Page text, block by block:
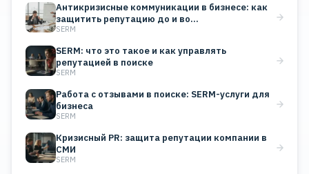
Антикризисные коммуникации в бизнесе: как
защитить репутацию до и во…
SERM
SERM: что это такое и как управлять
репутацией в поиске
SERM
Работа с отзывами в поиске: SERM-услуги для
бизнеса
SERM
Кризисный PR: защита репутации компании в
СМИ
SERM